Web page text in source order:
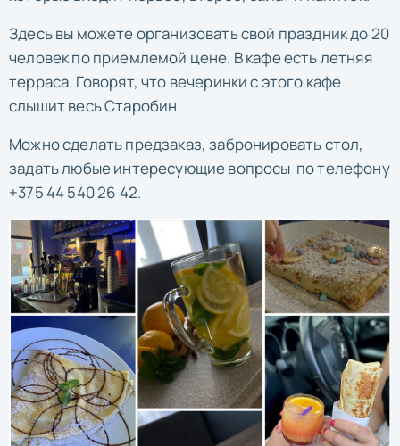
Здесь вы можете организовать свой праздник до 20
человек по приемлемой цене. В кафе есть летняя
терраса. Говорят, что вечеринки с этого кафе
слышит весь Старобин.
Можно сделать предзаказ, забронировать стол,
задать любые интересующие вопросы по телефону
+375 44 540 26 42.